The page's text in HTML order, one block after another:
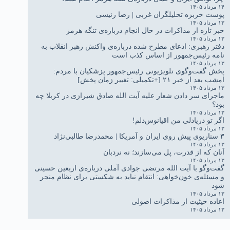
۱۴ مرداد ۱۴۰۵
پوست خربزه تحلیلگران غربی | رضا رئیسی
۱۳ مرداد ۱۴۰۵
خبر تازه از مذاکرات در حال انجام درباره‌ی تنگه هرمز
۱۳ مرداد ۱۴۰۵
دفتر رهبری: ادعای مطرح شده درباره‌ی واکنش رهبر انقلاب به
نامه رئیس‌جمهور از اساس کذب است
۱۳ مرداد ۱۴۰۵
پخش گفت‌وگوی تلویزیونی رئیس‌جمهور پزشکیان با مردم:
امشب بعد از خبر ۲۱ [+تکمیلی: تغییر زمان پخش]
۱۳ مرداد ۱۴۰۵
ماجرای سر دادن شعار علیه آیت الله صادق شیرازی در کربلا چه
بود؟
۱۳ مرداد ۱۴۰۵
اگر تو دریادلی من اقیانوس‌دلم!
۱۳ مرداد ۱۴۰۵
۳ سناریوی پیش روی ایران و آمریکا | محمدرضا طالبی‌نژاد
۱۳ مرداد ۱۴۰۵
آنان که از قدرت، پل می‌سازند؛ نه نردبان
۱۳ مرداد ۱۴۰۵
گفت‌وگو با آیت الله مرتضی جوادی آملی درباره‌ی اربعین حسینی
و مسئله‌ی خون‌خواهی: انتقام نباید به شکستی برای نظام منجر
شود
۱۳ مرداد ۱۴۰۵
اعاده حیثیت از مذاکرات اصولی
۱۳ مرداد ۱۴۰۵